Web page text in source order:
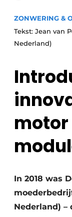
ZONWERING &
Tekst: Jean van
Nederland)
In 2018 was
Nederland)